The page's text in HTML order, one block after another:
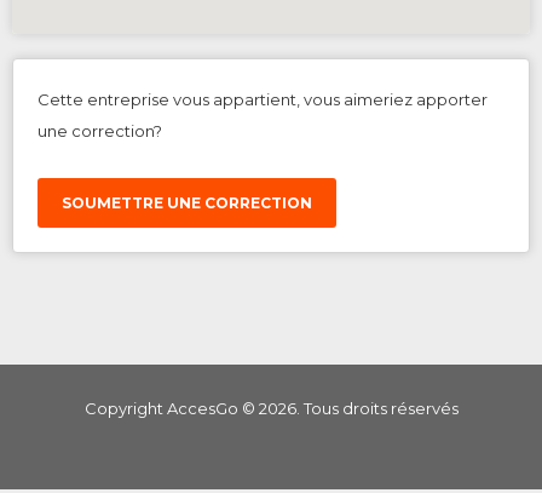
Cette entreprise vous appartient, vous aimeriez apporter
une correction?
SOUMETTRE UNE CORRECTION
Copyright AccesGo © 2026. Tous droits réservés